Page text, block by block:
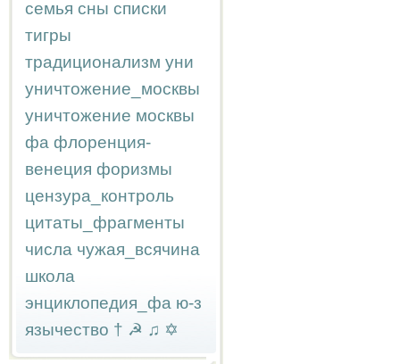
семья сны списки
тигры
традиционализм уни
уничтожение_москвы
уничтожение москвы
фа флоренция-
венеция форизмы
цензура_контроль
цитаты_фрагменты
числа чужая_всячина
школа
энциклопедия_фа ю-з
язычество † ☭ ♫ ✡